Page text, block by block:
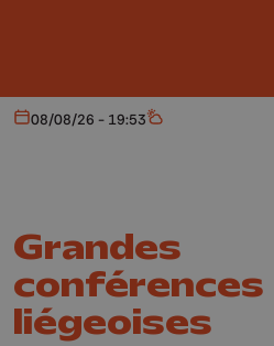
Aujourd'hui
08/08/26 - 19:53 Météo
Grandes
conférences
liégeoises